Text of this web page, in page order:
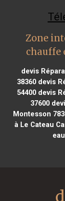
Zone
chauffe
devis
38360devis
54400devis
37600
Montesson
à Le Cateau